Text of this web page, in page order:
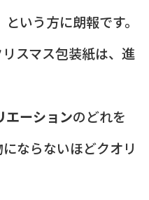
いう方に朗報です。
スマス包装紙は、進
エーションのどれを
ならないほどクオリ